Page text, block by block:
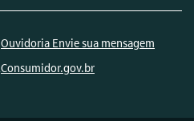
Ouvidoria Envie sua mensagem
Consumidor.gov.br